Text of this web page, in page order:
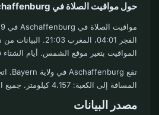
حول مواقيت الصلاة في Aschaffenburg
المواقيت بتغير موقع الشمس. أيام
المسافة إلى الكعبة: 4.157 كيلومتر. جميع البيانات وفق تقويم 2026.
مصدر البيانات